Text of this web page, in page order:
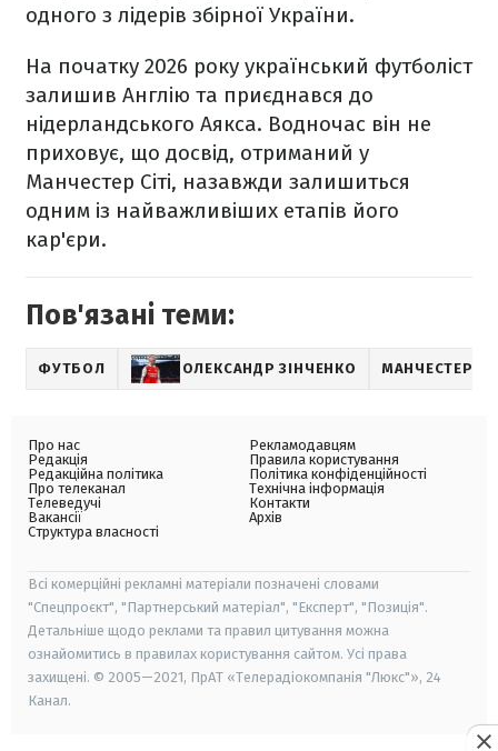
одного з лідерів збірної України.
На початку 2026 року український футболіст
залишив Англію та приєднався до
нідерландського Аякса. Водночас він не
приховує, що досвід, отриманий у
Манчестер Сіті, назавжди залишиться
одним із найважливіших етапів його
кар'єри.
Пов'язані теми:
ФУТБОЛ ОЛЕКСАНДР ЗІНЧЕНКО МАНЧЕСТЕР
Про нас
Редакція
Редакційна політика
Про телеканал
Телеведучі
Вакансії
Структура власності
Рекламодавцям
Правила користування
Політика конфіденційності
Технічна інформація
Контакти
Архів
Всі комерційні рекламні матеріали позначені словами
"Спецпроєкт", "Партнерський матеріал", "Експерт", "Позиція".
Детальніше щодо реклами та правил цитування можна
ознайомитись в правилах користування сайтом. Усі права
захищені. © 2005—2021, ПрАТ «Телерадіокомпанія "Люкс"», 24
Канал.